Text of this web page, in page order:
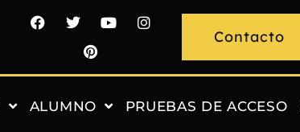
Contacto
ALUMNO PRUEBAS DE ACCESO